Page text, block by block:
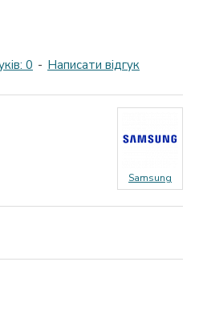
0 - Написати відгук
Samsung